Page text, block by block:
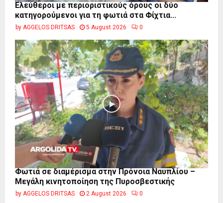
Ελεύθεροι με περιοριστικούς όρους οι δύο
κατηγορούμενοι για τη φωτιά στα Φίχτια...
by AGGELOS DRITSAS 5 August 2026 0
Φωτιά σε διαμέρισμα στην Πρόνοια Ναυπλίου –
Μεγάλη κινητοποίηση της Πυροσβεστικής
by AGGELOS DRITSAS 2 August 2026 0